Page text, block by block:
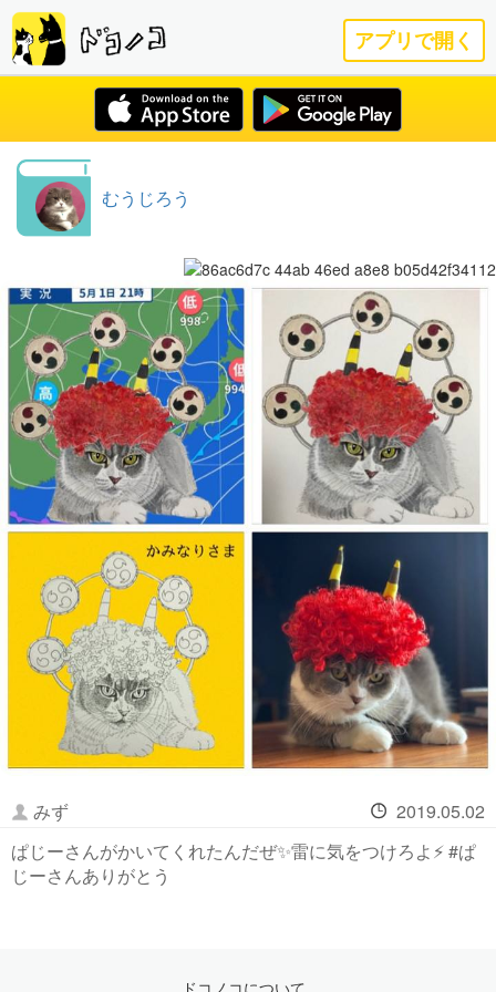
アプリで開く
むうじろう
みず
2019.05.02
ぱじーさんがかいてくれたんだぜ✨雷に気をつけろよ⚡️ #ぱ
じーさんありがとう